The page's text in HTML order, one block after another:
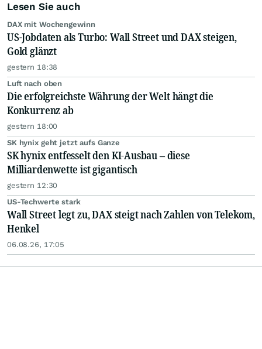
Lesen Sie auch
DAX mit Wochengewinn
US-Jobdaten als Turbo: Wall Street und DAX steigen,
Gold glänzt
gestern 18:38
Luft nach oben
Die erfolgreichste Währung der Welt hängt die
Konkurrenz ab
gestern 18:00
SK hynix geht jetzt aufs Ganze
SK hynix entfesselt den KI-Ausbau – diese
Milliardenwette ist gigantisch
gestern 12:30
US-Techwerte stark
Wall Street legt zu, DAX steigt nach Zahlen von Telekom,
Henkel
06.08.26, 17:05